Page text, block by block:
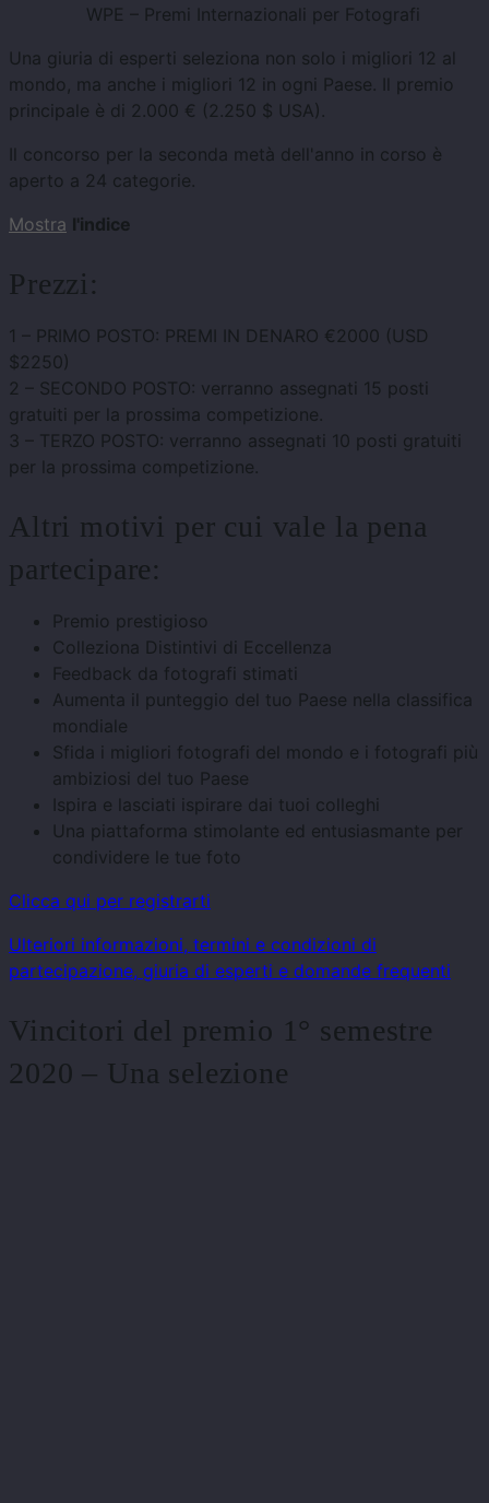
WPE – Premi Internazionali per Fotografi
Una giuria di esperti seleziona non solo i migliori 12 al
mondo, ma anche i migliori 12 in ogni Paese. Il premio
principale è di 2.000 € (2.250 $ USA).
Il concorso per la seconda metà dell'anno in corso è
aperto a 24 categorie.
Mostra l'indice
Prezzi:
1 – PRIMO POSTO: PREMI IN DENARO €2000 (USD
$2250)
2 – SECONDO POSTO: verranno assegnati 15 posti
gratuiti per la prossima competizione.
3 – TERZO POSTO: verranno assegnati 10 posti gratuiti
per la prossima competizione.
Altri motivi per cui vale la pena
partecipare:
Premio prestigioso
Colleziona Distintivi di Eccellenza
Feedback da fotografi stimati
Aumenta il punteggio del tuo Paese nella classifica
mondiale
Sfida i migliori fotografi del mondo e i fotografi più
ambiziosi del tuo Paese
Ispira e lasciati ispirare dai tuoi colleghi
Una piattaforma stimolante ed entusiasmante per
condividere le tue foto
Clicca qui per registrarti
Ulteriori informazioni, termini e condizioni di
partecipazione, giuria di esperti e domande frequenti
Vincitori del premio 1° semestre
2020 – Una selezione